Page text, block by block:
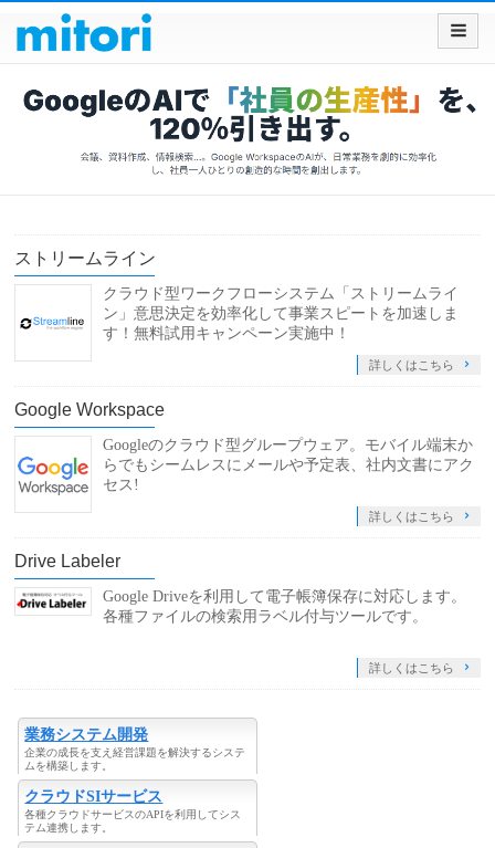
ストリームライン
クラウド型ワークフローシステム「ストリームライ
ン」意思決定を効率化して事業スピートを加速しま
す！無料試用キャンペーン実施中！
詳しくはこちら
Google Workspace
Googleのクラウド型グループウェア。モバイル端末か
らでもシームレスにメールや予定表、社内文書にアク
セス!
詳しくはこちら
Drive Labeler
Google Driveを利用して電子帳簿保存に対応します。
各種ファイルの検索用ラベル付与ツールです。
詳しくはこちら
業務システム開発
企業の成長を支え経営課題を解決するシステ
ムを構築します。
クラウドSIサービス
各種クラウドサービスのAPIを利用してシス
テム連携します。